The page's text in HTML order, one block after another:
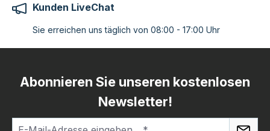
Kunden LiveChat
Sie erreichen uns täglich von 08:00 - 17:00 Uhr
Abonnieren Sie unseren kostenlosen
Newsletter!